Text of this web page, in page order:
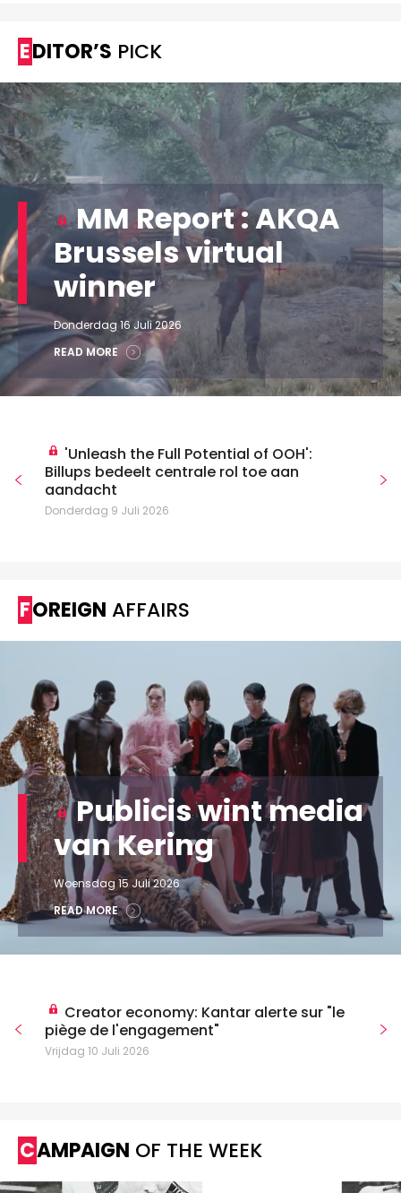
EDITOR’S PICK
MM Report : AKQA
Brussels virtual
winner
Donderdag 16 Juli 2026
READ MORE
'Unleash the Full Potential of OOH':
Billups bedeelt centrale rol toe aan
aandacht
Donderdag 9 Juli 2026
FOREIGN AFFAIRS
Publicis wint media
van Kering
Woensdag 15 Juli 2026
READ MORE
Creator economy: Kantar alerte sur "le
piège de l'engagement"
Vrijdag 10 Juli 2026
CAMPAIGN OF THE WEEK